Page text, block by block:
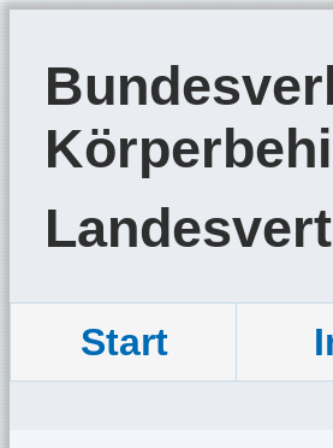
Start